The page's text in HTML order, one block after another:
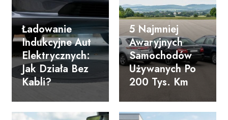
Ładowanie
Indukcyjne Aut
Elektrycznych:
Jak Działa Bez
Kabli?
5 Najmniej
Awaryjnych
Samochodów
Używanych Po
200 Tys. Km